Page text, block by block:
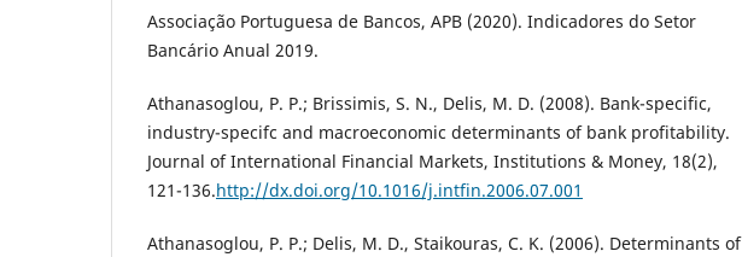
Associação Portuguesa de Bancos, APB (2020). Indicadores do Setor
Bancário Anual 2019.
Athanasoglou, P. P.; Brissimis, S. N., Delis, M. D. (2008). Bank-specific,
industry-specifc and macroeconomic determinants of bank profitability.
Journal of International Financial Markets, Institutions & Money, 18(2),
121-136.http://dx.doi.org/10.1016/j.intfin.2006.07.001
Athanasoglou, P. P.; Delis, M. D., Staikouras, C. K. (2006). Determinants of